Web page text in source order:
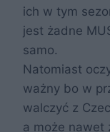
ich w tym
jest żadne
samo.
Natomiast
ważny bo w
walczyć z
a może nawet